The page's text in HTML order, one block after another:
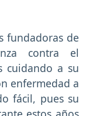
fundadoras de
contra el
cuidando a su
enfermedad a
fácil, pues su